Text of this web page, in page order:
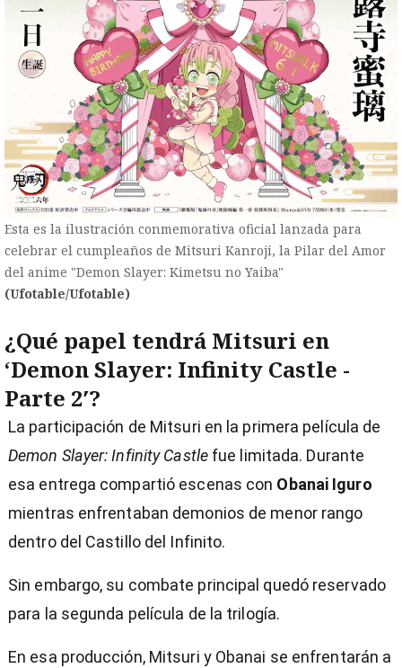
Esta es la ilustración conmemorativa oficial lanzada para
celebrar el cumpleaños de Mitsuri Kanroji, la Pilar del Amor
del anime "Demon Slayer: Kimetsu no Yaiba"
(Ufotable/Ufotable)
¿Qué papel tendrá Mitsuri en
‘Demon Slayer: Infinity Castle -
Parte 2′?
La participación de Mitsuri en la primera película de
Demon Slayer: Infinity Castlefue limitada. Durante
esa entrega compartió escenas con Obanai Iguro
mientras enfrentaban demonios de menor rango
dentro del Castillo del Infinito.
Sin embargo, su combate principal quedó reservado
para la segunda película de la trilogía.
En esa producción, Mitsuri y Obanai se enfrentarán a